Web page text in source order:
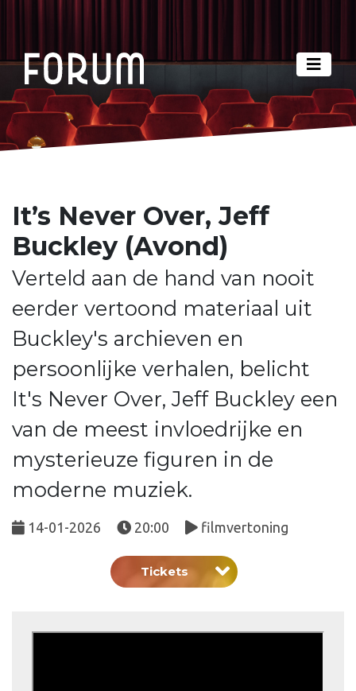
It’s Never Over, Jeff
Buckley (Avond)
Verteld aan de hand van nooit
eerder vertoond materiaal uit
Buckley's archieven en
persoonlijke verhalen, belicht
It's Never Over, Jeff Buckley een
van de meest invloedrijke en
mysterieuze figuren in de
moderne muziek.
14-01-2026 20:00 filmvertoning
Tickets